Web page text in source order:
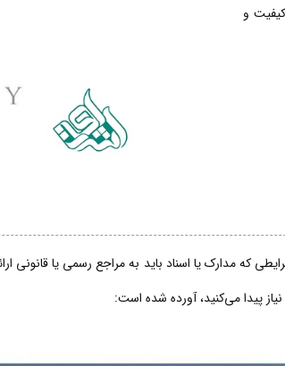
و
که مدارک یا اسناد باید به مراجع رسمی یا
پیدا می‌کنید، آورده شده است: